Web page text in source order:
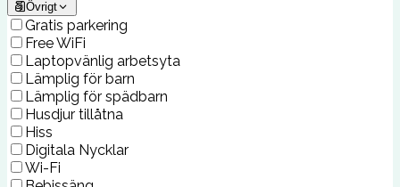
Övrigt
Gratis parkering
Free WiFi
Laptopvänlig arbetsyta
Lämplig för barn
Lämplig för spädbarn
Husdjur tillåtna
Hiss
Digitala Nycklar
Wi-Fi